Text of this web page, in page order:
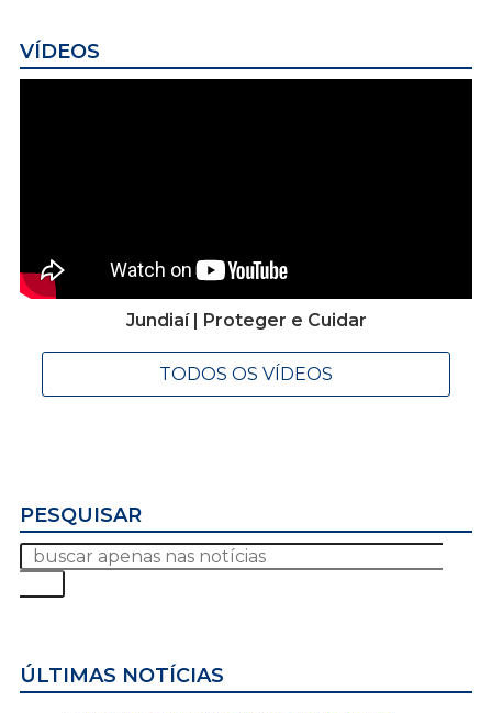
VÍDEOS
Jundiaí | Proteger e Cuidar
TODOS OS VÍDEOS
PESQUISAR
ÚLTIMAS NOTÍCIAS